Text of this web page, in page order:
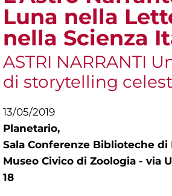
Luna nella
nella Scienza
ASTRI NARRANTI
di storytelling
13/05/2019
Planetario,
Sala Conferenze Biblioteche di
Museo Civico di Zoologia - via
18